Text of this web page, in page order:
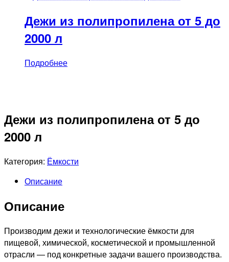
Дежи из полипропилена от 5 до
2000 л
Подробнее
Дежи из полипропилена от 5 до
2000 л
Категория: Ёмкости
Описание
Описание
Производим дежи и технологические ёмкости для
пищевой, химической, косметической и промышленной
отрасли — под конкретные задачи вашего производства.